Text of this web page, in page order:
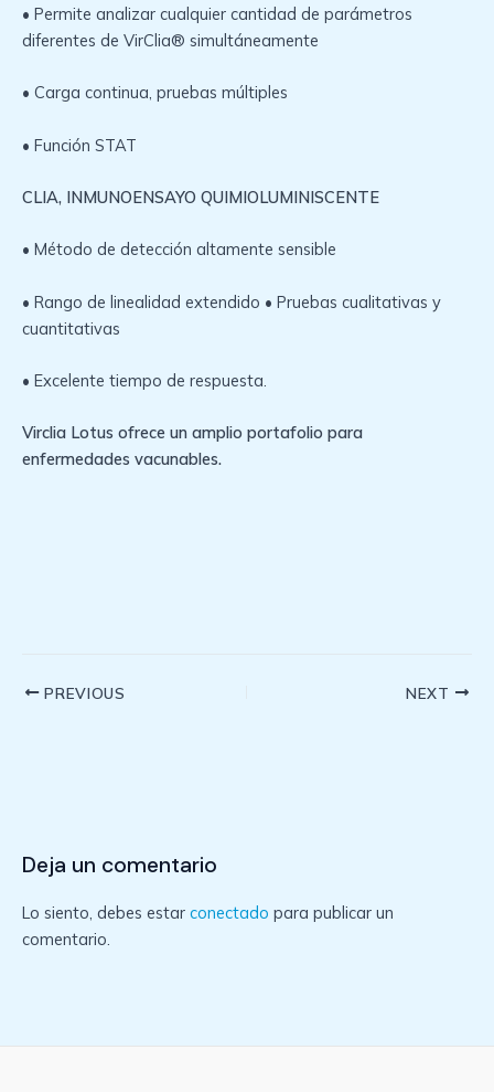
• Permite analizar cualquier cantidad de parámetros
diferentes de VirClia® simultáneamente
• Carga continua, pruebas múltiples
• Función STAT
CLIA, INMUNOENSAYO QUIMIOLUMINISCENTE
• Método de detección altamente sensible
• Rango de linealidad extendido • Pruebas cualitativas y
cuantitativas
• Excelente tiempo de respuesta.
Virclia Lotus ofrece un amplio portafolio para
enfermedades vacunables.
PostPREVIOUS NEXT
Deja un comentario
Lo siento, debes estar conectado para publicar un
comentario.